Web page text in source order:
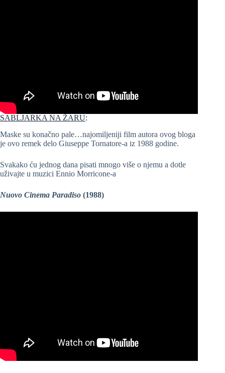
SABLJARKA NA ŽARU:
Maske su konačno pale…najomiljeniji film autora ovog bloga
je ovo remek delo Giuseppe Tornatore-a iz 1988 godine.
Svakako ću jednog dana pisati mnogo više o njemu a dotle
uživajte u muzici Ennio Morricone-a
Nuovo Cinema Paradiso (1988)